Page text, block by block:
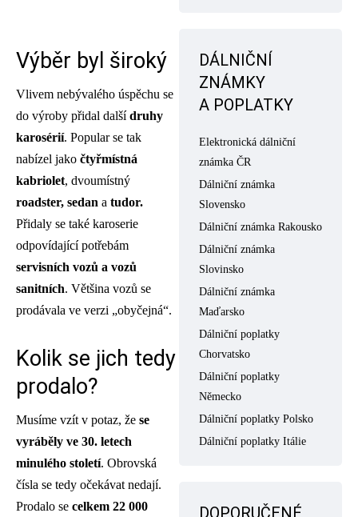
Výběr byl široký
Vlivem nebývalého úspěchu se
do výroby přidal dalšídruhy
karosérií. Popular se tak
nabízel jako čtyřmístná
kabriolet, dvoumístný
roadster, sedan a tudor.
Přidaly se také karoserie
odpovídající potřebám
servisních vozů a vozů
sanitních. Většina vozů se
prodávala ve verzi „obyčejná“.
Kolik se jich tedy
prodalo?
Musíme vzít v potaz, že se
vyráběly ve 30. letech
minulého století. Obrovská
čísla se tedy očekávat nedají.
Prodalo se celkem 22 000
DÁLNIČNÍ
ZNÁMKY
A POPLATKY
Elektronická dálniční
známka ČR
Dálniční známka
Slovensko
Dálniční známka Rakousko
Dálniční známka
Slovinsko
Dálniční známka
Maďarsko
Dálniční poplatky
Chorvatsko
Dálniční poplatky
Německo
Dálniční poplatky Polsko
Dálniční poplatky Itálie
DOPORUČENÉ